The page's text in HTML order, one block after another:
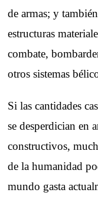
de armas; y
estructuras
combate,
otros sistemas
Si las cantidades
se desperdician en
constructivos,
de la humanidad
mundo gasta